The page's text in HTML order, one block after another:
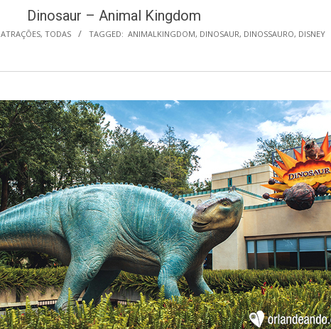
Dinosaur – Animal Kingdom
ATRAÇÕES, TODAS TAGGED: ANIMALKINGDOM, DINOSAUR, DINOSSAURO, DISNEY